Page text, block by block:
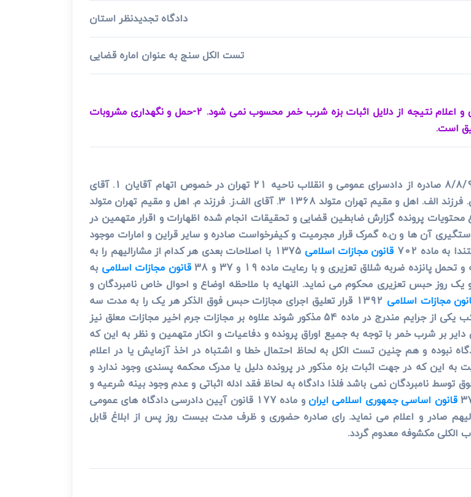
دادگاه تجدیدنظر استان
تست الکل سنج به عنوان اماره قضایی
1-تست الکل سنج به لحاظ احتمال خطا و اشتباه در اخذ آزمایش و اعلام نتیجه از دلایل اثبات بزه شرب خمر محسوب نمی شود. 2-حمل و نگهداری مشروبات
در مورد کیفرخواست شماره 9210432123003187 مورخه 8/8/92 صادره از دادسرای عمومی و انقلاب ناحیه 21 تهران در خصوص اتهام آقایان 1. آقای
ر.ح. فرزند الف. اهل اردبیل مقیم تهران متولد 1362 2. آقای م.ن. فرزند الف. اهل و مقیم تهران متولد 1368 3. آقای الف.ز. فرزند م. اهل و مقیم تهران متولد
محتویات پرونده گزارش ضابطین قضایی و تحقیقات انجام شده اظهارات و اقرار متهمین در
آن ها و ن.ه گمرک قرار مجرمیت و کیفرخواست صادره و سایر قراین و امارات موجود
ماده 702
قانون مجازات اسلامی
1375 با اصلاحات بعدی هر کدام از مشارالیهم را به
ضربه شلاق تعزیری و با رعایت ماده 19 و 37 و 38
قانون مجازات اسلامی به
حبس تعزیری محکوم می نماید. النهایه با ملاحظه اوضاع و احوال خاص نامبردگان و
مجازات اسلامی
1392 قرار تعلیق اجرای مجازات حبس فوق الذکر هر یک را به مدت سه
سال صادر و اعلام می نماید به نحوی که اگر در مدت تعلیق مرتکب یکی از جرایم مندرج در ماده 54 مذکور شوند علاوه بر مجازات جرم اخیر مجازات معلق نیز
بر شرب خمر با توجه به جمیع اوراق پرونده و دفاعیات و انکار متهمین و نظر به این که
نبوده و هم چنین تست الکل به لحاظ احتمال خطا و اشتباه در اخذ آزمایش یا در اعلام
این که در جهت اثبات بزه مذکور در پرونده دلیل یا مدرک محکمه پسندی وجود ندارد و
توسط نامبردگان نمی باشد فلذا دادگاه به لحاظ فقد ادله اثباتی و عدم وجود بینه شرعیه و
قانون اساسی جمهوری اسلامی ایران
و ماده 177 قانون آیین دادرسی دادگاه های عمومی
صادر و اعلام می نماید. رای صادره حضوری و ظرف مدت بیست روز پس از ابلاغ قابل
الکلی مکشوفه معدوم گردد.